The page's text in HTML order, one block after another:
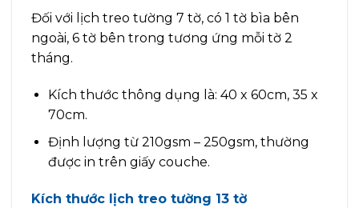
Đối với lịch treo tường 7 tờ, có 1 tờ bìa bên
ngoài, 6 tờ bên trong tương ứng mỗi tờ 2
tháng.
Kích thước thông dụng là: 40 x 60cm, 35 x
70cm.
Định lượng từ 210gsm – 250gsm, thường
được in trên giấy couche.
Kích thước lịch treo tường 13 tờ